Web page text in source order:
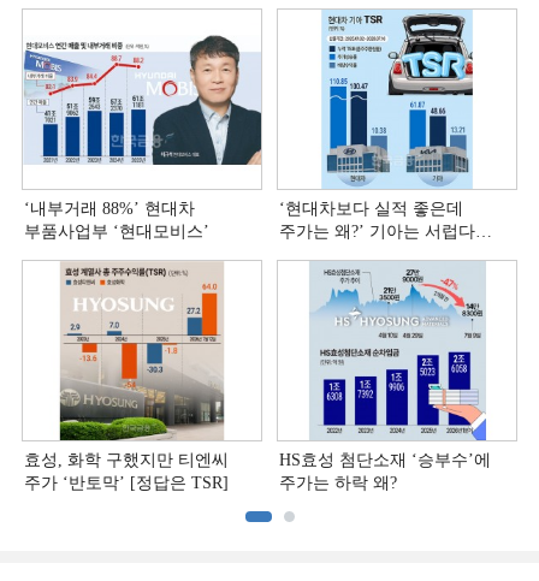
‘내부거래 88%ʼ 현대차
부품사업부 ‘현대모비스ʼ
‘현대차보다 실적 좋은데
주가는 왜?ʼ 기아는 서럽다
효성, 화학 구했지만 티엔씨
주가 ‘반토막’ [정답은 TSR]
HS효성 첨단소재 ‘승부수’에
주가는 하락 왜?